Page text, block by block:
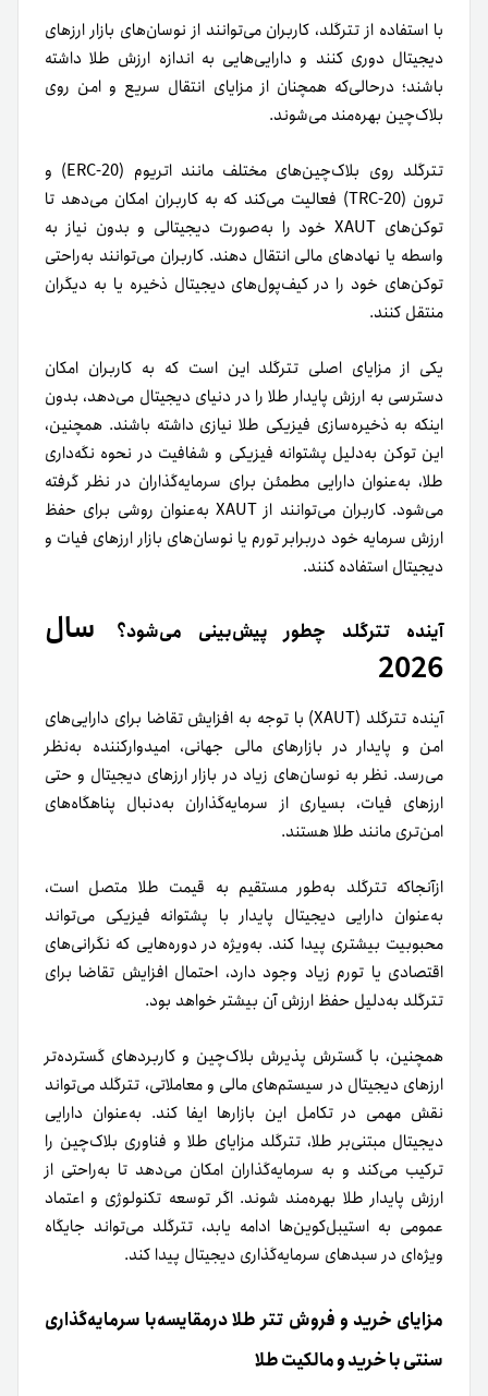
با استفاده از تترگلد، کاربران می‌توانند از نوسان‌های بازار ارزهای
دیجیتال دوری کنند و دارایی‌هایی به اندازه ارزش طلا داشته
باشند؛ در‌حالی‌که همچنان از مزایای انتقال سریع و امن روی
بلاک‌چین بهره‌مند می‌شوند.
تترگلد روی بلاک‌چین‌های مختلف مانند اتریوم (ERC-20) و
ترون (TRC-20) فعالیت می‌کند که به کاربران امکان می‌دهد تا
توکن‌های XAUT خود را به‌صورت دیجیتالی و بدون نیاز به
واسطه یا نهادهای مالی انتقال دهند. کاربران می‌توانند به‌راحتی
توکن‌های خود را در کیف‌پول‌های دیجیتال ذخیره یا به دیگران
منتقل کنند.
یکی از مزایای اصلی تترگلد این است که به کاربران امکان
دسترسی به ارزش پایدار طلا را در دنیای دیجیتال می‌دهد، بدون
اینکه به ذخیره‌سازی فیزیکی طلا نیازی داشته باشند. همچنین،
این توکن به‌دلیل پشتوانه فیزیکی و شفافیت در نحوه نگه‌داری
طلا، به‌عنوان دارایی مطمئن برای سرمایه‌گذاران در نظر گرفته
می‌شود. کاربران می‌توانند از XAUT به‌عنوان روشی برای حفظ
ارزش سرمایه خود دربرابر تورم یا نوسان‌های بازار ارزهای فیات و
دیجیتال استفاده کنند.
آینده تترگلد چطور پیش‌بینی می‌شود؟
سال
2026
آینده تترگلد (XAUT) با توجه به افزایش تقاضا برای دارایی‌های
امن و پایدار در بازارهای مالی جهانی، امیدوارکننده به‌نظر
می‌رسد. نظر به نوسان‌های زیاد در بازار ارزهای دیجیتال و حتی
ارزهای فیات، بسیاری از سرمایه‌گذاران به‌دنبال پناهگاه‌های
امن‌تری مانند طلا هستند.
ازآنجاکه تترگلد به‌طور مستقیم به قیمت طلا متصل است،
به‌عنوان دارایی دیجیتال پایدار با پشتوانه فیزیکی می‌تواند
محبوبیت بیشتری پیدا کند. به‌ویژه در دوره‌هایی که نگرانی‌های
اقتصادی یا تورم زیاد وجود دارد، احتمال افزایش تقاضا برای
تترگلد به‌دلیل حفظ ارزش آن بیشتر خواهد بود.
همچنین، با گسترش پذیرش بلاک‌چین و کاربردهای گسترده‌تر
ارزهای دیجیتال در سیستم‌های مالی و معاملاتی، تترگلد می‌تواند
نقش مهمی در تکامل این بازارها ایفا کند. به‌عنوان دارایی
دیجیتال مبتنی‌بر طلا، تترگلد مزایای طلا و فناوری بلاک‌چین را
ترکیب می‌کند و به سرمایه‌گذاران امکان می‌دهد تا به‌راحتی از
ارزش پایدار طلا بهره‌مند شوند. اگر توسعه تکنولوژی و اعتماد
عمومی به استیبل‌کوین‌ها ادامه یابد، تترگلد می‌تواند جایگاه
ویژه‌ای در سبدهای سرمایه‌گذاری دیجیتال پیدا کند.
مزایای خرید و فروش تتر طلا درمقایسه‌با سرمایه‌گذاری
سنتی با خرید و مالکیت طلا